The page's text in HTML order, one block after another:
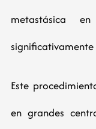
metastásica
Este
en grandes